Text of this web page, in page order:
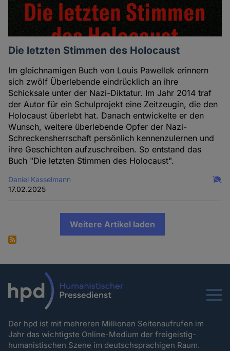
Die letzten Stimmen des Holocaust
Im gleichnamigen Buch von Louis Pawellek erinnern
sich zwölf Überlebende eindrücklich an ihre
Schicksale unter der Nazi-Diktatur. Im Jahr 2014 traf
der Autor für ein Schulprojekt eine Zeitzeugin, die den
Holocaust überlebt hat. Danach entwickelte er den
Wunsch, weitere überlebende Opfer der Nazi-
Schreckensherrschaft persönlich kennenzulernen und
ihre Geschichten aufzuschreiben. So entstand das
Buch "Die letzten Stimmen des Holocaust".
Daniel Kasselmann
17.02.2025
Weitere Artikel laden
Menu
Der hpd ist mit mehreren Millionen Seitenaufrufen im
Jahr das wichtigste Online-Medium der freigeistig-
humanistischen Szene im deutschsprachigen Raum.